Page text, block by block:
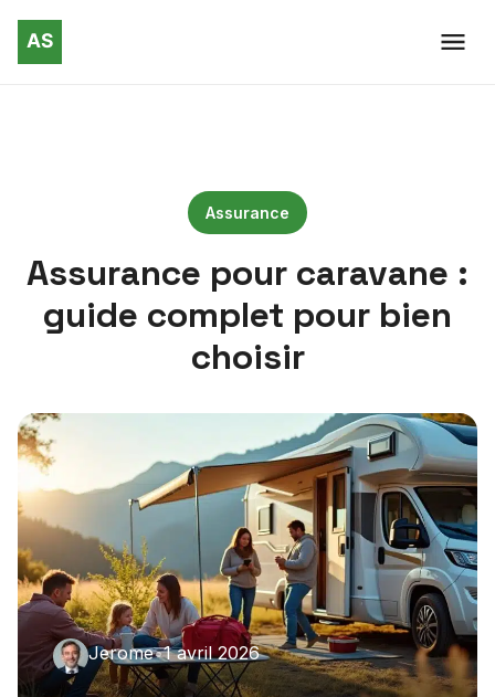
Assurance
Assurance pour caravane :
guide complet pour bien
choisir
Jerome•1 avril 2026